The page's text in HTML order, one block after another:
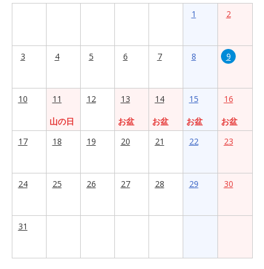
1 2
3 4 5 6 7 8 9
10
11
山の日
12
13
お盆
14
お盆
15
お盆
16
お盆
17
18 19 20 21 22 23
24 25 26 27 28 29 30
31